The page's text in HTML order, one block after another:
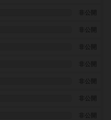
非公開
非公開
非公開
非公開
非公開
非公開
非公開